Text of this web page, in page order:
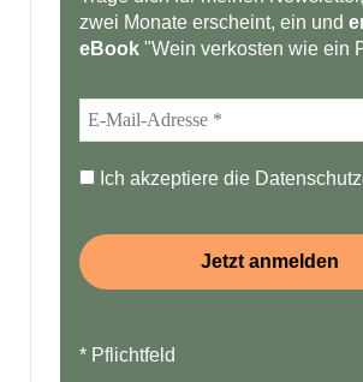
zwei Monate erscheint, ein und
eBook "Wein verkosten wie ein
Ich akzeptiere die
* Pflichtfeld